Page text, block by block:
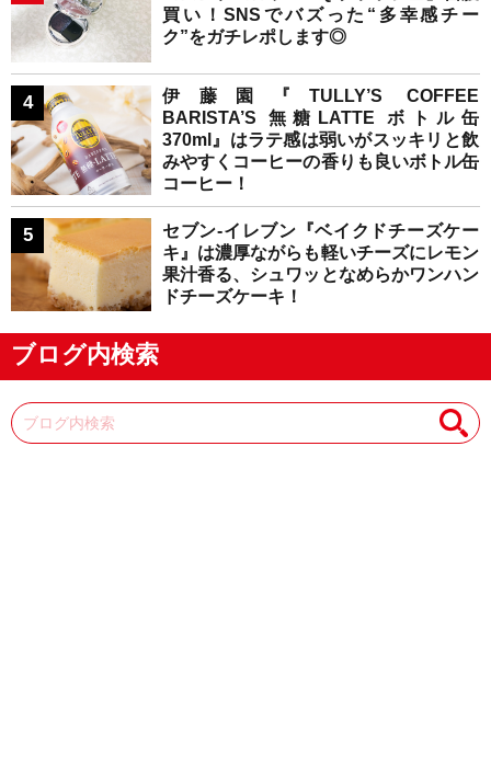
買い！SNSでバズった“多幸感チー
ク”をガチレポします◎
伊藤園『TULLY’S COFFEE
BARISTA’S 無糖LATTE ボトル缶
370ml』はラテ感は弱いがスッキリと飲
みやすくコーヒーの香りも良いボトル缶
コーヒー！
セブン-イレブン『ベイクドチーズケー
キ』は濃厚ながらも軽いチーズにレモン
果汁香る、シュワッとなめらかワンハン
ドチーズケーキ！
ブログ内検索